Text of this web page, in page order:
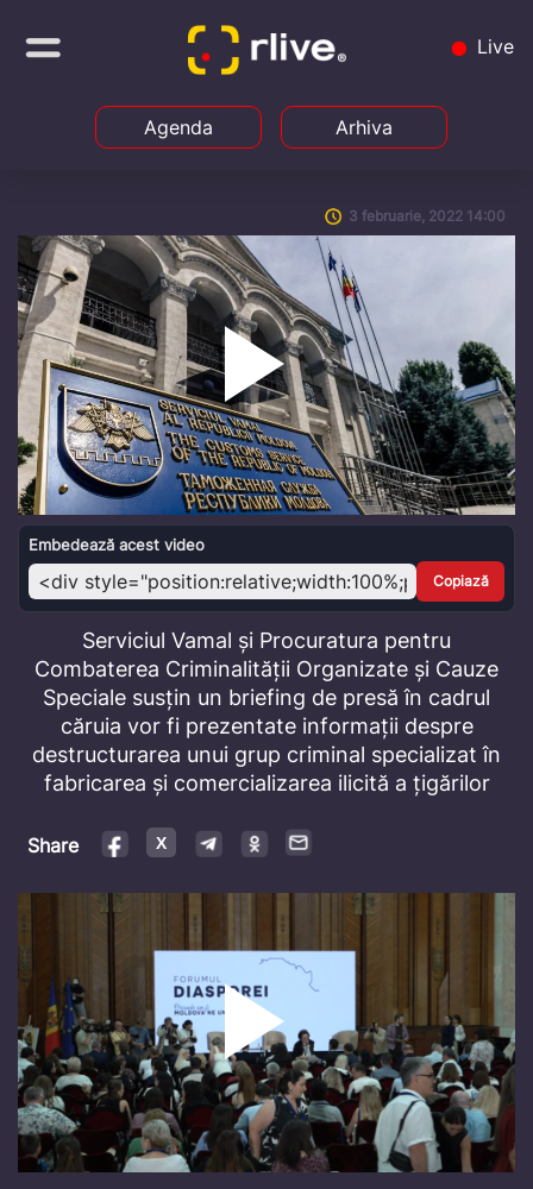
Live
Agenda Arhiva
3 februarie, 2022 14:00
Play
Video
Embedează acest video
Copiază
Serviciul Vamal și Procuratura pentru
Combaterea Criminalității Organizate și Cauze
Speciale susțin un briefing de presă în cadrul
căruia vor fi prezentate informații despre
destructurarea unui grup criminal specializat în
fabricarea și comercializarea ilicită a țigărilor
Share